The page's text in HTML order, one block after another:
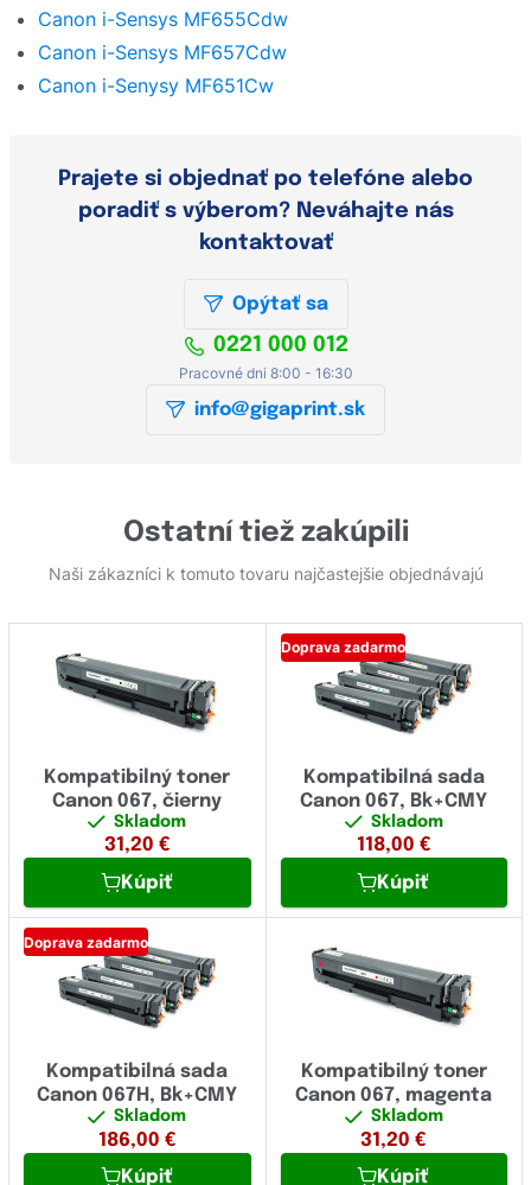
Opýtať sa
Canon i-Sensys MF655Cdw
Canon i-Sensys MF657Cdw
Canon i-Senysy MF651Cw
Prajete si objednať po telefóne alebo
poradiť s výberom? Neváhajte nás
kontaktovať
Opýtať sa
0221 000 012
Pracovné dni 8:00 - 16:30
info@gigaprint.sk
Ostatní tiež zakúpili
Naši zákazníci k tomuto tovaru najčastejšie objednávajú
Kompatibilný toner
Canon 067, čierny
Skladom
31,20 €
Kúpiť
Doprava zadarmo
Kompatibilná sada
Canon 067, Bk+CMY
Skladom
118,00 €
Kúpiť
Doprava zadarmo
Kompatibilná sada
Canon 067H, Bk+CMY
Skladom
186,00 €
Kúpiť
Kompatibilný toner
Canon 067, magenta
Skladom
31,20 €
Kúpiť